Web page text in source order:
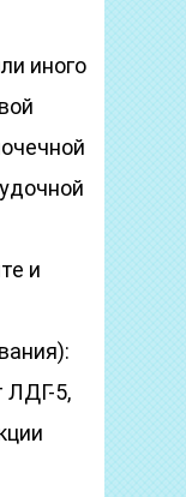
иного
и
ЛДГ-5,